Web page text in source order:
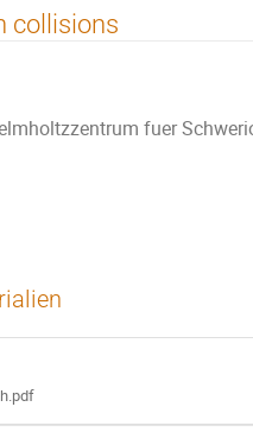
collisions
fuer